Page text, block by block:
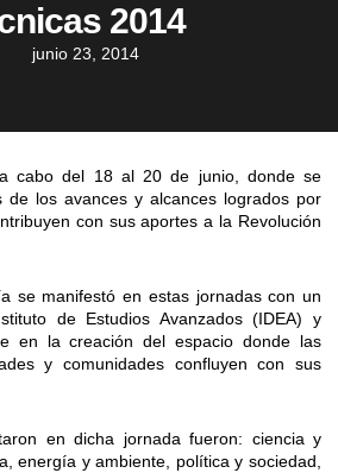
2014
junio 23, 2014
cabo del 18 al 20 de junio, donde se
de los avances y alcances logrados por
con sus aportes a la Revolución
se manifestó en estas jornadas con un
de Estudios Avanzados (IDEA) y
en la creación del espacio donde las
y comunidades confluyen con sus
en dicha jornada fueron: ciencia y
energía y ambiente, política y sociedad,